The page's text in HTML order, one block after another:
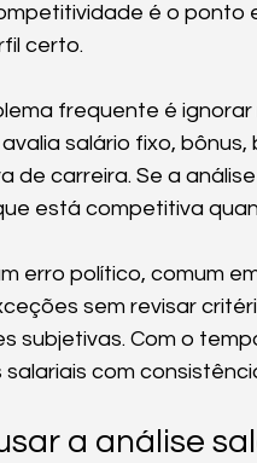
é o ponto
certo.
frequente é
salário fixo, bônus,
de carreira. Se a
está competitiva
erro político, comum
sem revisar
subjetivas. Com o
com
a análise